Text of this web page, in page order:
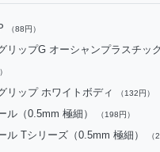
（88円）
リップG オーシャンプラスチッ
リップ ホワイトボディ （132円）
ル（0.5mm 極細） （198円）
ル Tシリーズ（0.5mm 極細） （